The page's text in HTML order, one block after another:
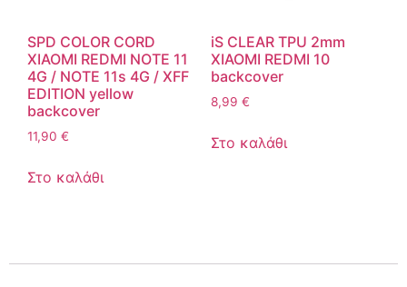
SPD COLOR CORD
XIAOMI REDMI NOTE 11
4G / NOTE 11s 4G / XFF
EDITION yellow
backcover
11,90 €
Στο καλάθι
iS CLEAR TPU 2mm
XIAOMI REDMI 10
backcover
8,99 €
Στο καλάθι